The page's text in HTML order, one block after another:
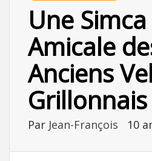
Une
Amicale
Anciens
Grillonnais
Par Jean-François 10